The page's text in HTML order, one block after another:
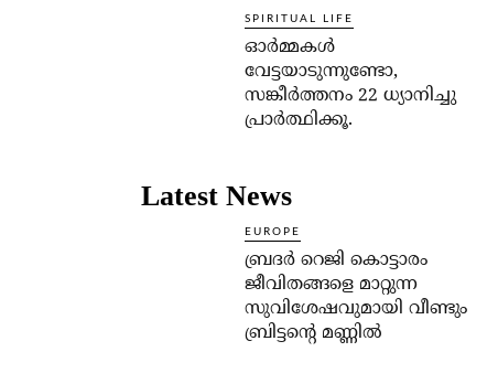
SPIRITUAL LIFE
ഓര്‍മ്മകള്‍
വേട്ടയാടുന്നുണ്ടോ,
സങ്കീര്‍ത്തനം 22 ധ്യാനിച്ചു
പ്രാര്‍ത്ഥിക്കൂ.
Latest News
EUROPE
ബ്രദർ റെജി കൊട്ടാരം
ജീവിതങ്ങളെ മാറ്റുന്ന
സുവിശേഷവുമായി വീണ്ടും
ബ്രിട്ടന്റെ മണ്ണിൽ